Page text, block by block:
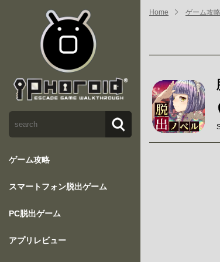
ゲーム攻略
スマートフォン脱出ゲーム
PC脱出ゲーム
アプリレビュー
Home ゲーム攻略